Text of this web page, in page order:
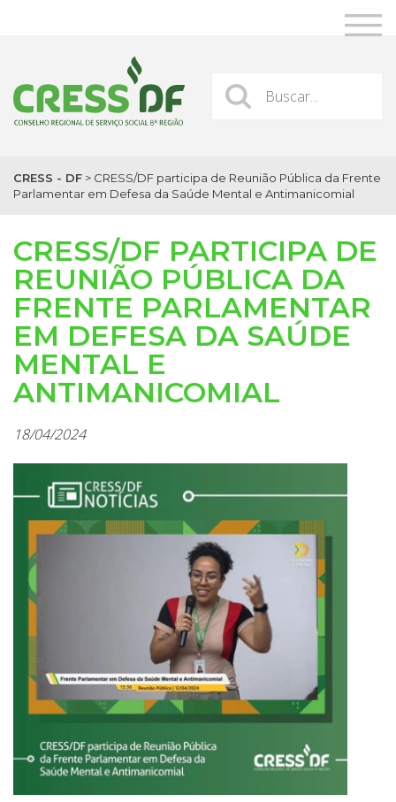
CRESS - DF > CRESS/DF participa de Reunião Pública da Frente
Parlamentar em Defesa da Saúde Mental e Antimanicomial
CRESS/DF PARTICIPA DE
REUNIÃO PÚBLICA DA
FRENTE PARLAMENTAR
EM DEFESA DA SAÚDE
MENTAL E
ANTIMANICOMIAL
18/04/2024